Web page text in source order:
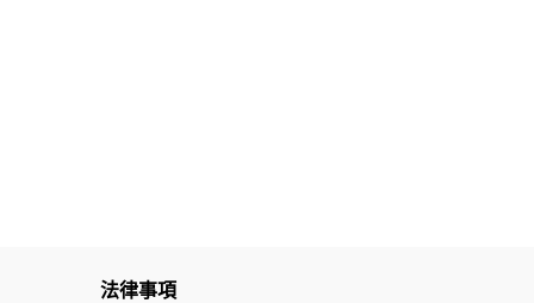
法律事項